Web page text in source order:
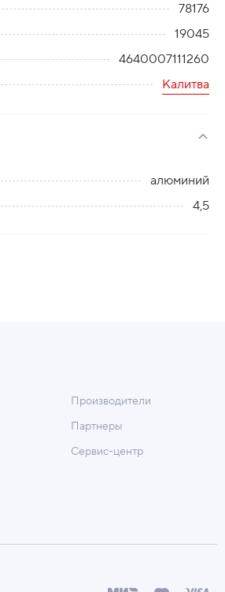
78176
19045
4640007111260
Калитва
алюминий
4,5
Производители
Партнеры
Сервис-центр